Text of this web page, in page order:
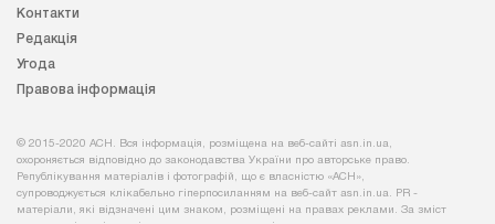
Контакти
Редакція
Угода
Правова інформація
© 2015-2020 АСН. Вся інформація, розміщена на веб-сайті asn.in.ua,
охороняється відповідно до законодавства України про авторське право.
Републікування матеріалів і фотографій, що є власністю «АСН»,
супроводжується клікабельно гіперпосиланням на веб-сайт asn.іn.ua. PR -
матеріали, які відзначені цим знаком, розміщені на правах реклами. За зміст